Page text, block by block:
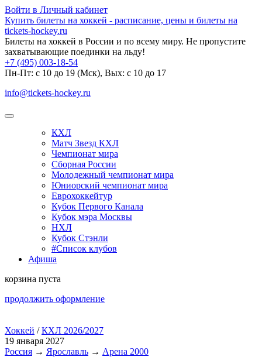
Войти в Личный кабинет
Купить билеты на хоккей - расписание, цены и билеты на
tickets-hockey.ru
Билеты на хоккей в России и по всему миру. Не пропустите
захватывающие поединки на льду!
+7 (495) 003-18-54
Пн-Пт: c 10 до 19 (Мск), Вых: с 10 до 17
info@tickets-hockey.ru
КХЛ
Матч Звезд КХЛ
Чемпионат мира
Сборная России
Молодежный чемпионат мира
Юниорский чемпионат мира
Еврохоккейтур
Кубок Первого Канала
Кубок мэра Москвы
НХЛ
Кубок Стэнли
#Список клубов
Афиша
корзина пуста
продолжить оформление
Хоккей /КХЛ 2026/2027
19 января 2027
Россия → Ярославль → Арена 2000